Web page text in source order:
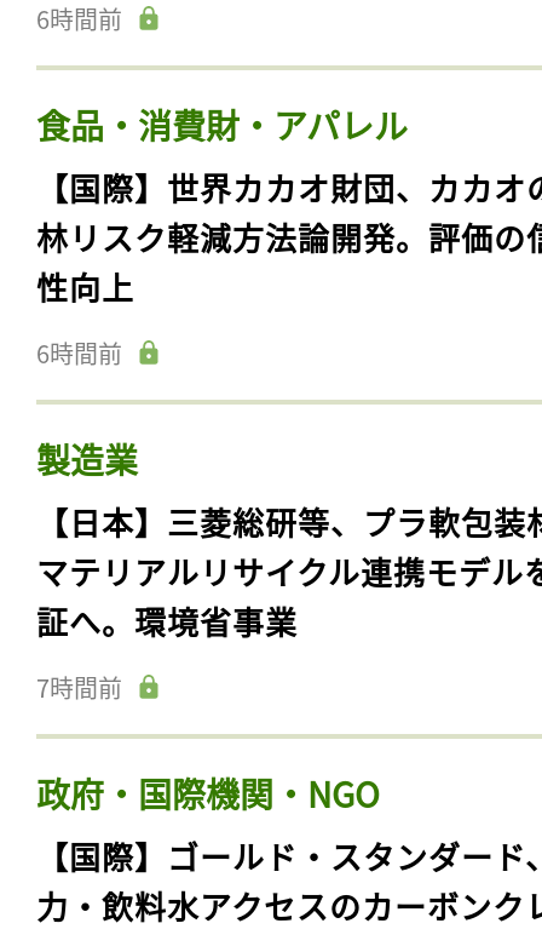
6時間前
食品・消費財・アパレル
【国際】世界カカオ財団、カカオ
林リスク軽減方法論開発。評価の
性向上
6時間前
製造業
【日本】三菱総研等、プラ軟包装
マテリアルリサイクル連携モデル
証へ。環境省事業
7時間前
政府・国際機関・NGO
【国際】ゴールド・スタンダード
力・飲料水アクセスのカーボンク